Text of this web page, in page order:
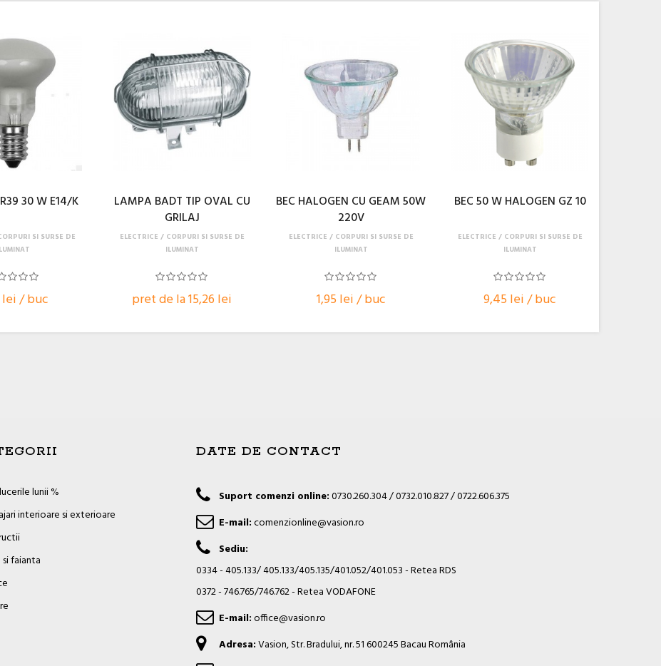
30 W E14/K
lei / buc
SI SURSE DE
LAMPA BADT TIP OVAL CU
GRILAJ
pret de la 15,26 lei
ELECTRICE
CORPURI SI SURSE DE
ILUMINAT
BEC HALOGEN CU GEAM 50W
220V
1,95 lei / buc
ELECTRICE
CORPURI SI SURSE DE
ILUMINAT
BEC 50 W HALOGEN GZ 10
9,45 lei / buc
ELECTRICE
CORPURI SI SURSE DE
ILUMINAT
lunii %
interioare si exterioare
faianta
DATE DE CONTACT
Suport comenzi online:0730.260.304 / 0732.010.827 / 0722.606.375
E-mail:comenzionline@vasion.ro
Sediu:
0334 - 405.133/ 405.133/405.135/401.052/401.053 - Retea RDS
0372 - 746.765/746.762 - Retea VODAFONE
E-mail:office@vasion.ro
Adresa:Vasion, Str. Bradului, nr. 51 600245 Bacau România